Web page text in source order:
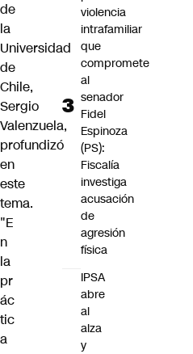
de
la
Universidad
de
Chile,
Sergio
Valenzuela,
profundizó
en
este
tema.
"E
n
la
pr
ác
tic
a
violencia
intrafamiliar
que
compromete
al
senador
Fidel
Espinoza
(PS):
Fiscalía
investiga
acusación
de
agresión
física
IPSA
abre
al
alza
y